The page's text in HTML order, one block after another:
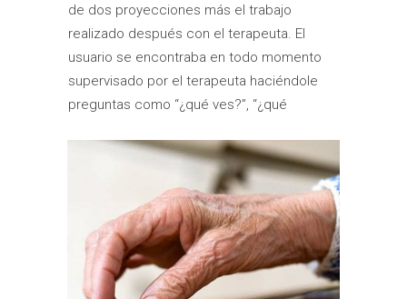
de dos proyecciones más el trabajo
realizado después con el terapeuta. El
usuario se encontraba en todo momento
supervisado por el terapeuta haciéndole
preguntas como “¿qué ves?”, “¿qué